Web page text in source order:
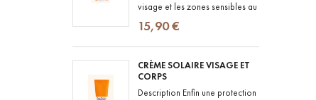
visage et les zones sensibles au
quotidien : un stick solaire SPF
50 au fini totalement...
15,90 €
CRÈME SOLAIRE VISAGE ET
CORPS
Description Enfin une protection